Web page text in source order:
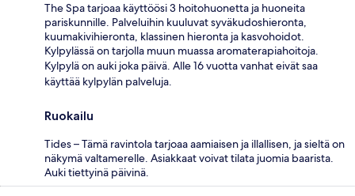
The Spa tarjoaa käyttöösi 3 hoitohuonetta ja huoneita
pariskunnille. Palveluihin kuuluvat syväkudoshieronta,
kuumakivihieronta, klassinen hieronta ja kasvohoidot.
Kylpylässä on tarjolla muun muassa aromaterapiahoitoja.
Kylpylä on auki joka päivä. Alle 16 vuotta vanhat eivät saa
käyttää kylpylän palveluja.
Ruokailu
Tides – Tämä ravintola tarjoaa aamiaisen ja illallisen, ja sieltä on
näkymä valtamerelle. Asiakkaat voivat tilata juomia baarista.
Auki tiettyinä päivinä.